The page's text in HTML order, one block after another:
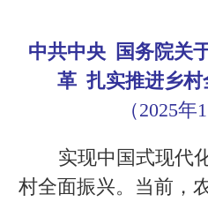
中共中央 国务院关
革 扎实推进乡村
（2025年
实现中国式现代
村全面振兴。当前，